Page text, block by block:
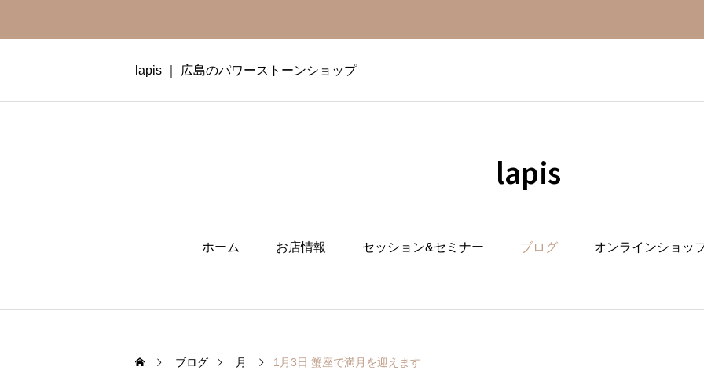
lapis ｜ 広島のパワーストーンショップ
lapis
ホーム お店情報 セッション&セミナー ブログ オンラインショッ
ブログ 月 1月3日 蟹座で満月を迎えます